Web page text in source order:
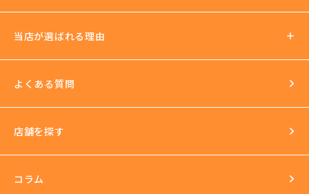
法人運営
イベントもいっぱい
環境
長年の運営実績
完全個室
当店が選ばれる理由
よくある質問
店舗を探す
コラム